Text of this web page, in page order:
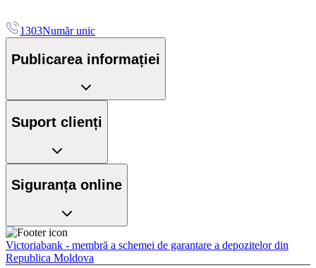
1303Număr unic
Publicarea informației
Suport clienți
Siguranța online
Victoriabank - membră a schemei de garantare a depozitelor din
Republica Moldova